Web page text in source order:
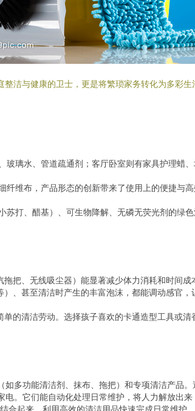
洁与健康的卫士，更是将繁琐家务转化为多彩
玻璃水、管道疏通剂；客厅卧室则有家具护理蜡
维布，产品形态的创新带来了使用上的便捷与
打、醋基）、可生物降解、无磷无荧光剂的绿
把、无线吸尘器）能显著减少体力消耗和时间成
、甚至清洁时产生的丰富泡沫，都能调动感官
的清洁劳动。选择孩子喜欢的卡通造型工具或
多功能清洁剂、抹布、拖把）和专项清洁产品。
。它们能自动化处理日常维护，将人力解放出来
合起来。利用高效的清洁用品快速完成日常维